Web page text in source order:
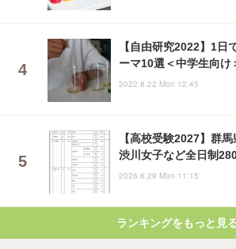
【自由研究2022】1日
ーマ10選＜中学生向け
2022.8.22 Mon 12:45
【高校受験2027】群
渋川女子など全日制
2026.6.29 Mon 11:15
ランキングをもっと見